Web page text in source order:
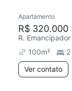
Apartamento
R$ 320.000
R.
100m² 2
Ver contato